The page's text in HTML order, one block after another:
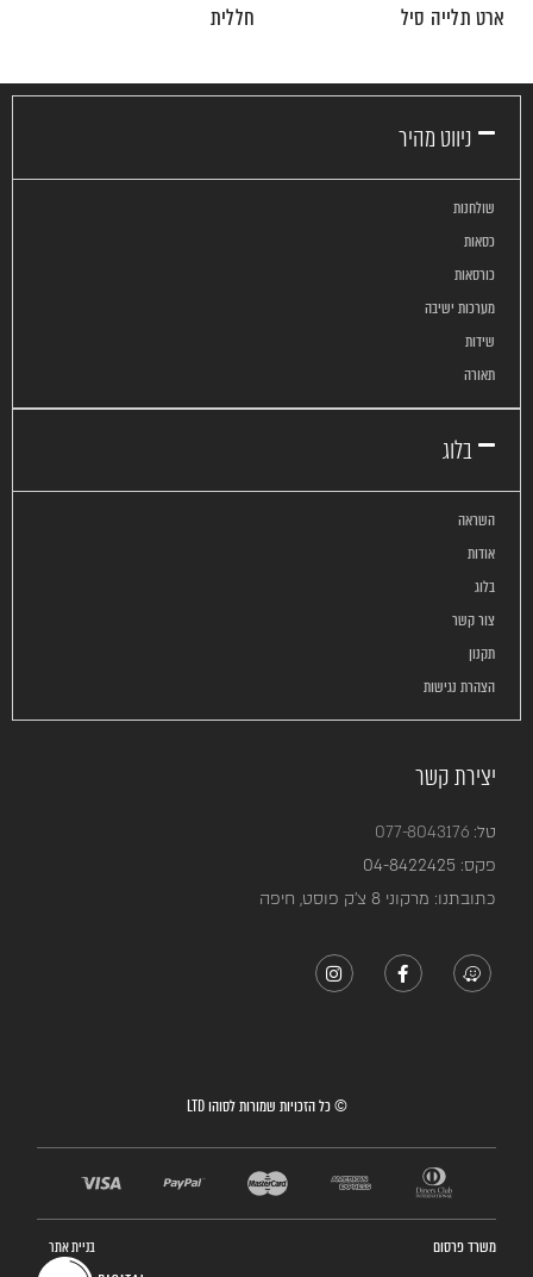
ארט תלייה סיל חללית
ניווט מהיר
שולחנות
כסאות
כורסאות
מערכות ישיבה
שידות
תאורה
בלוג
השראה
אודות
בלוג
צור קשר
תקנון
הצהרת נגישות
יצירת קשר
טל:077-8043176
פקס: 04-8422425
כתובתנו: מרקוני 8 צ’ק פוסט, חיפה
© כל הזכויות שמורות לסוהו LTD
משרד פרסום בניית אתר